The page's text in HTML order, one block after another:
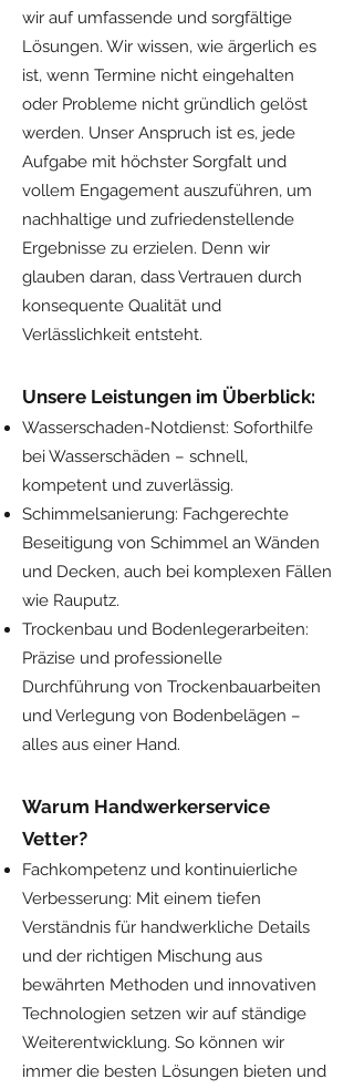
wir auf umfassende und sorgfältige
Lösungen. Wir wissen, wie ärgerlich es
ist, wenn Termine nicht eingehalten
oder Probleme nicht gründlich gelöst
werden. Unser Anspruch ist es, jede
Aufgabe mit höchster Sorgfalt und
vollem Engagement auszuführen, um
nachhaltige und zufriedenstellende
Ergebnisse zu erzielen. Denn wir
glauben daran, dass Vertrauen durch
konsequente Qualität und
Verlässlichkeit entsteht.
Unsere Leistungen im Überblick:
Wasserschaden-Notdienst: Soforthilfe
bei Wasserschäden – schnell,
kompetent und zuverlässig.
Schimmelsanierung: Fachgerechte
Beseitigung von Schimmel an Wänden
und Decken, auch bei komplexen Fällen
wie Rauputz.
Trockenbau und Bodenlegerarbeiten:
Präzise und professionelle
Durchführung von Trockenbauarbeiten
und Verlegung von Bodenbelägen –
alles aus einer Hand.
Warum Handwerkerservice
Vetter?
Fachkompetenz und kontinuierliche
Verbesserung: Mit einem tiefen
Verständnis für handwerkliche Details
und der richtigen Mischung aus
bewährten Methoden und innovativen
Technologien setzen wir auf ständige
Weiterentwicklung. So können wir
immer die besten Lösungen bieten und